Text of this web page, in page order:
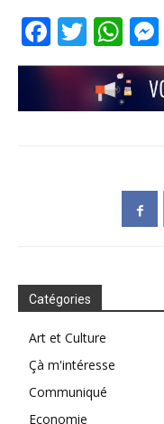
Catégories
Art et Culture
Çà m'intéresse
Communiqué
Economie